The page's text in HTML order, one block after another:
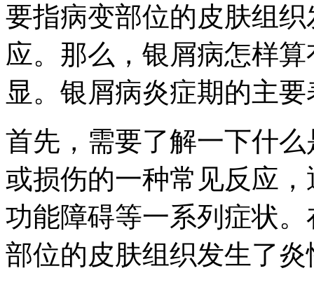
要指病变部位的皮肤组
应。那么，银屑病怎样
显。银屑病炎症期的主
首先，需要了解一下什
或损伤的一种常见反应
功能障碍等一系列症状
部位的皮肤组织发生了